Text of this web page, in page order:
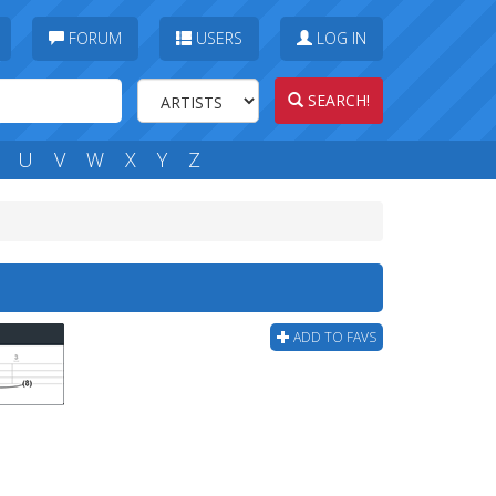
FORUM USERS LOG IN
SEARCH!
U V W X Y Z
ADD TO FAVS